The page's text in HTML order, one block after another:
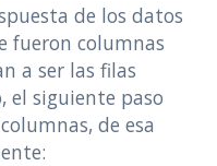
de los datos
fueron columnas
a ser las filas
el siguiente paso
de esa